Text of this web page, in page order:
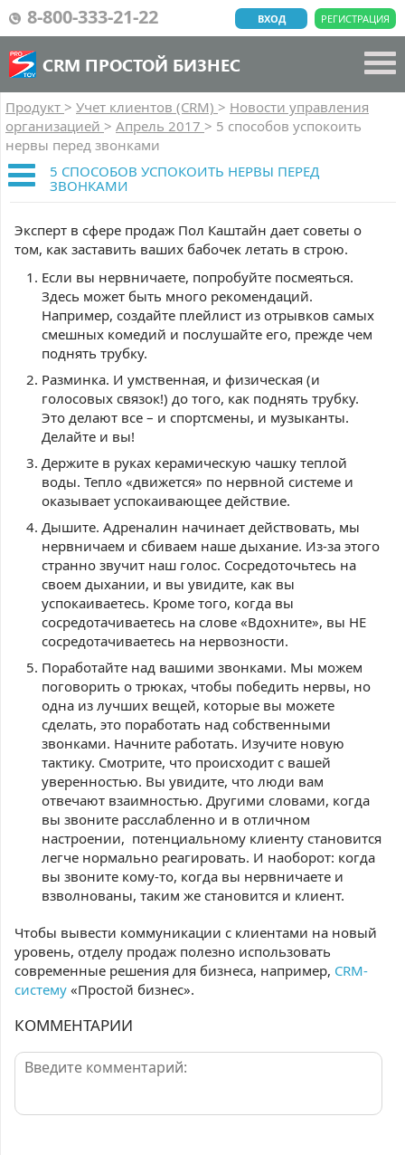
8-800-333-21-22 РЕГИСТРАЦИЯ
ВХОД
CRM ПРОСТОЙ БИЗНЕС
Продукт > Учет клиентов (CRM) > Новости управления
организацией > Апрель 2017 > 5 способов успокоить
нервы перед звонками
5 СПОСОБОВ УСПОКОИТЬ НЕРВЫ ПЕРЕД
ЗВОНКАМИ
Эксперт в сфере продаж Пол Каштайн дает советы о
том, как заставить ваших бабочек летать в строю.
Если вы нервничаете, попробуйте посмеяться.
Здесь может быть много рекомендаций.
Например, создайте плейлист из отрывков самых
смешных комедий и послушайте его, прежде чем
поднять трубку.
Разминка. И умственная, и физическая (и
голосовых связок!) до того, как поднять трубку.
Это делают все – и спортсмены, и музыканты.
Делайте и вы!
Держите в руках керамическую чашку теплой
воды. Тепло «движется» по нервной системе и
оказывает успокаивающее действие.
Дышите. Адреналин начинает действовать, мы
нервничаем и сбиваем наше дыхание. Из-за этого
странно звучит наш голос. Сосредоточьтесь на
своем дыхании, и вы увидите, как вы
успокаиваетесь. Кроме того, когда вы
сосредотачиваетесь на слове «Вдохните», вы НЕ
сосредотачиваетесь на нервозности.
Поработайте над вашими звонками. Мы можем
поговорить о трюках, чтобы победить нервы, но
одна из лучших вещей, которые вы можете
сделать, это поработать над собственными
звонками. Начните работать. Изучите новую
тактику. Смотрите, что происходит с вашей
уверенностью. Вы увидите, что люди вам
отвечают взаимностью. Другими словами, когда
вы звоните расслабленно и в отличном
настроении, потенциальному клиенту становится
легче нормально реагировать. И наоборот: когда
вы звоните кому-то, когда вы нервничаете и
взволнованы, таким же становится и клиент.
Чтобы вывести коммуникации с клиентами на новый
уровень, отделу продаж полезно использовать
современные решения для бизнеса, например, CRM-
систему «Простой бизнес».
КОММЕНТАРИИ